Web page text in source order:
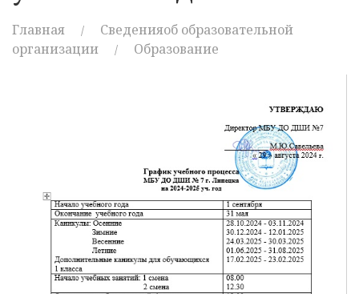
Главная
Сведенияоб образовательной
организации
Образование